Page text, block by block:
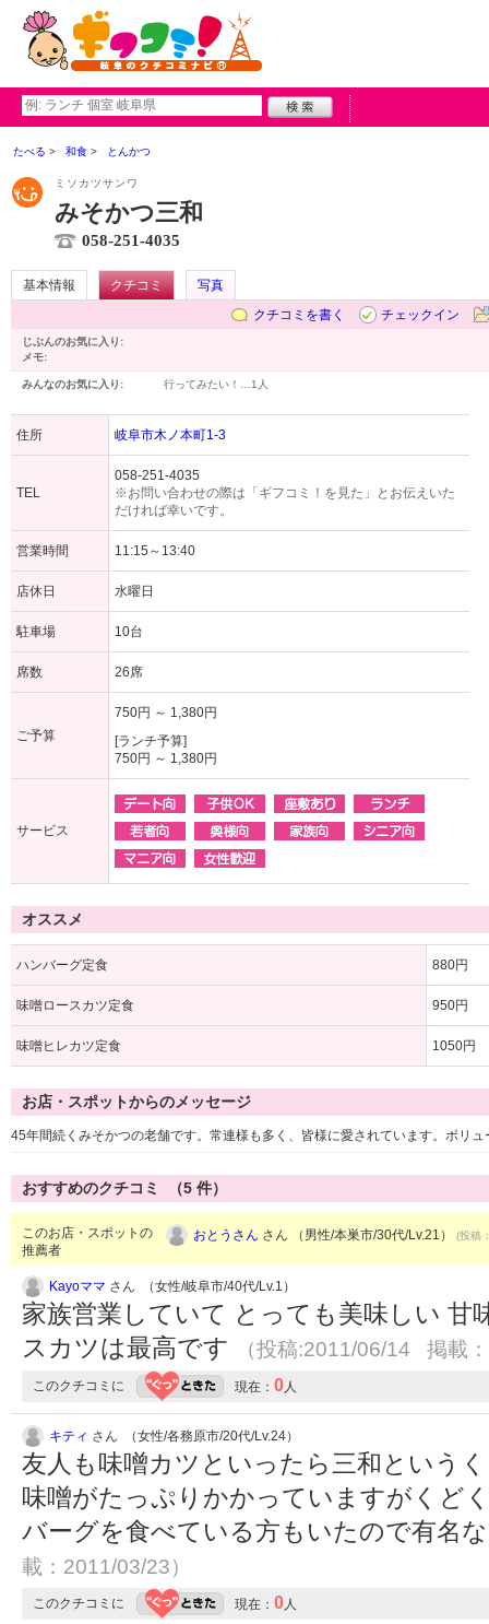
たべる 和食 とんかつ
ミソカツサンワ
みそかつ三和
058-251-4035
基本情報 クチコミ
写真
クチコミを書く
チェックイン
じぶんのお気に入り:
メモ:
みんなのお気に入り: 行ってみたい！… 1人
住所 岐阜市木ノ本町1-3
TEL
058-251-4035
※お問い合わせの際は「ギフコミ！を見た」とお伝えいた
だければ幸いです。
営業時間 11:15～13:40
店休日 水曜日
駐車場 10台
席数 26席
ご予算
750円 ～ 1,380円
[ランチ予算]
750円 ～ 1,380円
サービス
オススメ
ハンバーグ定食 880円
味噌ロースカツ定食 950円
味噌ヒレカツ定食 1050円
お店・スポットからのメッセージ
45年間続くみそかつの老舗です。常連様も多く、皆様に愛されています。ボリ
おすすめのクチコミ （5 件）
このお店・スポットの
推薦者
おとうさん さん （男性/本巣市/30代/Lv.21） (投稿
Kayoママ さん （女性/岐阜市/40代/Lv.1）
家族営業していて とっても美味しい 甘
スカツは最高です
（投稿:2011/06/14 掲載
このクチコミに 現在： 0人
キティ さん （女性/各務原市/20代/Lv.24）
友人も味噌カツといったら三和という
味噌がたっぷりかかっていますがくど
バーグを食べている方もいたので有名
載：2011/03/23）
このクチコミに 現在： 0人